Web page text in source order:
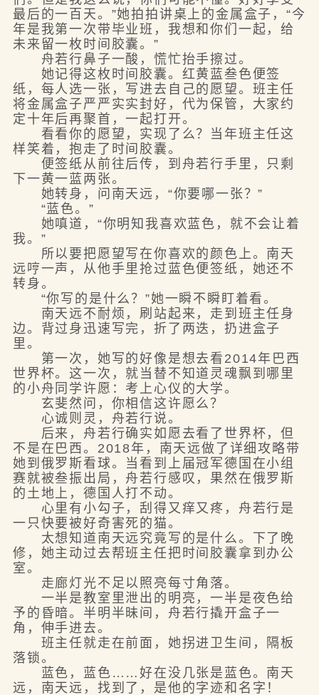
最后的一百天。”她拍拍讲桌上的金属盒子，“今
年是我第一次带毕业班，我想和你们一起，给
未来留一枚时间胶囊。”
舟若行鼻子一酸，慌忙抬手擦过。
她记得这枚时间胶囊。红黄蓝叁色便签
纸，每人选一张，写进去自己的愿望。班主任
将金属盒子严严实实封好，代为保管，大家约
定十年后再聚首，一起打开。
看看你的愿望，实现了么？当年班主任这
样笑着，抱走了时间胶囊。
便签纸从前往后传，到舟若行手里，只剩
下一黄一蓝两张。
她转身，问南天远，“你要哪一张？”
“蓝色。”
她嗔道，“你明知我喜欢蓝色，就不会让着
我。”
所以要把愿望写在你喜欢的颜色上。南天
远哼一声，从他手里抢过蓝色便签纸，她还不
转身。
“你写的是什么？”她一瞬不瞬盯着看。
南天远不耐烦，刷站起来，走到班主任身
边。背过身迅速写完，折了两迭，扔进盒子
里。
第一次，她写的好像是想去看2014年巴西
世界杯。这一次，就当替不知道灵魂飘到哪里
的小舟同学许愿：考上心仪的大学。
玄斐然问，你相信这许愿么？
心诚则灵，舟若行说。
后来，舟若行确实如愿去看了世界杯，但
不是在巴西。2018年，南天远做了详细攻略带
她到俄罗斯看球。当看到上届冠军德国在小组
赛就被叁振出局，舟若行感叹，果然在俄罗斯
的土地上，德国人打不动。
心里有小勾子，刮得又痒又疼，舟若行是
一只快要被好奇害死的猫。
太想知道南天远究竟写的是什么。下了晚
修，她主动过去帮班主任把时间胶囊拿到办公
室。
走廊灯光不足以照亮每寸角落。
一半是教室里泄出的明亮，一半是夜色给
予的昏暗。半明半昧间，舟若行撬开盒子一
角，伸手进去。
班主任就走在前面，她拐进卫生间，隔板
落锁。
蓝色，蓝色……好在没几张是蓝色。南天
远，南天远，找到了，是他的字迹和名字！